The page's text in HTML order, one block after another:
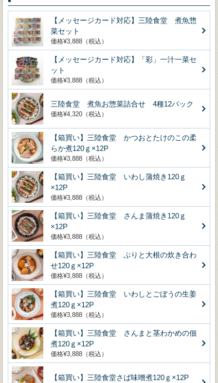
【メッセージカード対応】三陸食堂 煮魚惣
菜セット
価格¥3,888（税込）
【メッセージカード対応】「彩」一汁一菜セ
ット
価格¥3,888（税込）
三陸食堂 煮魚お惣菜詰合せ 4種12パック
価格¥4,320（税込）
【箱買い】三陸食堂 かつおとたけのこの柔
らか煮120ｇ×12P
価格¥3,888（税込）
【箱買い】三陸食堂 いわし蒲焼き120ｇ
×12P
価格¥3,888（税込）
【箱買い】三陸食堂 さんま蒲焼き120ｇ
×12P
価格¥3,888（税込）
【箱買い】三陸食堂 ぶりと大根の炊き合わ
せ120ｇ×12P
価格¥3,888（税込）
【箱買い】三陸食堂 いわしとごぼうの生姜
煮120ｇ×12P
価格¥3,888（税込）
【箱買い】三陸食堂 さんまと茎わかめの佃
煮120ｇ×12P
価格¥3,888（税込）
【箱買い】三陸食堂さば味噌煮120ｇ×12P